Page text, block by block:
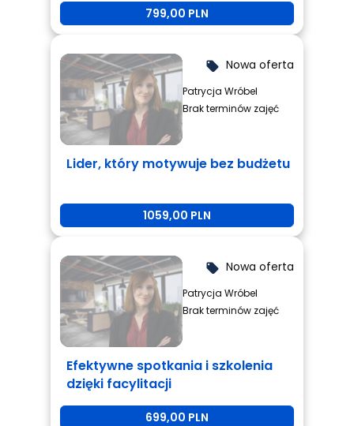
799,00 PLN
local_offer Nowa oferta
Patrycja Wróbel
Brak terminów zajęć
Lider, który motywuje bez budżetu
1059,00 PLN
local_offer Nowa oferta
Patrycja Wróbel
Brak terminów zajęć
Efektywne spotkania i szkolenia
dzięki facylitacji
699,00 PLN